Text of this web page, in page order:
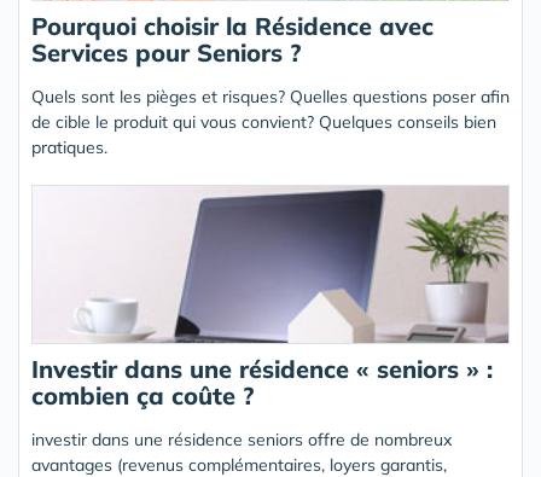
Pourquoi choisir la Résidence avec
Services pour Seniors ?
Quels sont les pièges et risques? Quelles questions poser afin
de cible le produit qui vous convient? Quelques conseils bien
pratiques.
Investir dans une résidence « seniors » :
combien ça coûte ?
investir dans une résidence seniors offre de nombreux
avantages (revenus complémentaires, loyers garantis,